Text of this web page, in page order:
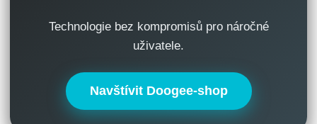
Technologie bez kompromisů pro náročné
uživatele.
Navštívit Doogee-shop